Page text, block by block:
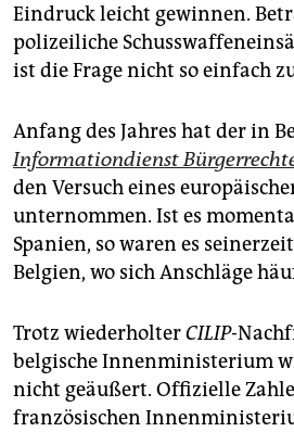
Eindruck leicht gewinnen.
polizeiliche
ist die Frage nicht so einfach
Anfang des Jahres hat der in
Informationdienst
den Versuch eines
unternommen. Ist es
Spanien, so waren es
Belgien, wo sich Anschläge
Trotz wiederholterCILIP-
belgische Innenministerium
nicht geäußert. Offizielle
französischen